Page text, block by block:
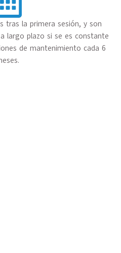
tras la primera sesión, y son
largo plazo si se es constante
de mantenimiento cada 6